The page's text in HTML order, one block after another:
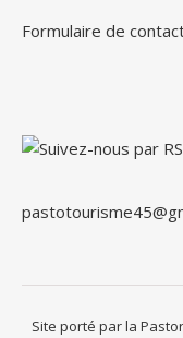
Formulaire de
Site porté par la